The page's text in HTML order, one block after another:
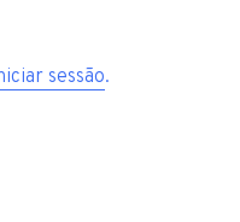
sessão.